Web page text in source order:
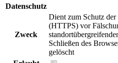
Datenschutz
Zweck
Dient zum Schutz der
(HTTPS) vor
Schließen des
gelöscht